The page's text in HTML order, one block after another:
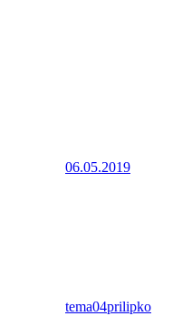
06.05.2019
tema04prilipko